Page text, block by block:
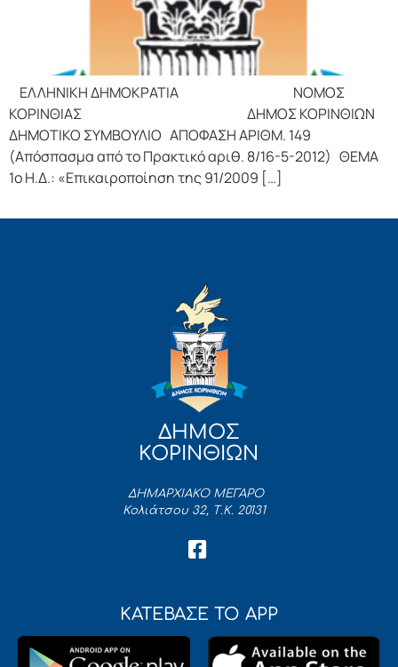
ΕΛΛΗΝΙΚΗ ΔΗΜΟΚΡΑΤΙΑ ΝΟΜΟΣ
ΚΟΡΙΝΘΙΑΣ ΔΗΜΟΣ ΚΟΡΙΝΘΙΩΝ
ΔΗΜΟΤΙΚΟ ΣΥΜΒΟΥΛΙΟ ΑΠΟΦΑΣΗ ΑΡΙΘΜ. 149
(Απόσπασμα από το Πρακτικό αριθ. 8/16-5-2012) ΘΕΜΑ
1ο Η.Δ.: «Επικαιροποίηση της 91/2009 […]
ΔΗΜΟΣ
ΚΟΡΙΝΘΙΩΝ
ΔΗΜΑΡΧΙΑΚΟ ΜΕΓΑΡΟ
Κολιάτσου 32, Τ.Κ. 20131
ΚΑΤΕΒΑΣΕ ΤΟ APP